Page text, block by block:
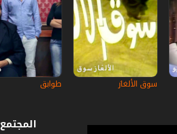
سوق الألغاز طوابق
المجتمع